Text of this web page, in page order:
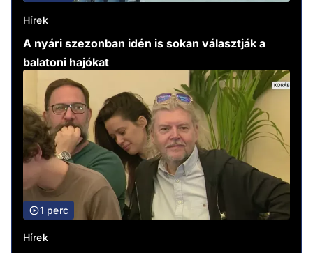
Hírek
A nyári szezonban idén is sokan választják a
balatoni hajókat
1 perc
Hírek